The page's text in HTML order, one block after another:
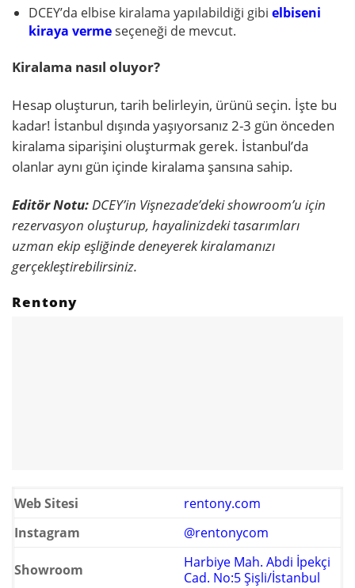
DCEY’da elbise kiralama yapılabildiği gibi elbiseni
kiraya vermeseçeneği de mevcut.
Kiralama nasıl oluyor?
Hesap oluşturun, tarih belirleyin, ürünü seçin. İşte bu
kadar! İstanbul dışında yaşıyorsanız 2-3 gün önceden
kiralama siparişini oluşturmak gerek. İstanbul’da
olanlar aynı gün içinde kiralama şansına sahip.
Editör Notu:DCEY’in Vişnezade’deki showroom’u için
rezervasyon oluşturup, hayalinizdeki tasarımları
uzman ekip eşliğinde deneyerek kiralamanızı
gerçekleştirebilirsiniz.
Rentony
Web Sitesi
rentony.com
Instagram
@rentonycom
Showroom
Harbiye Mah. Abdi İpekçi
Cad. No:5 Şişli/İstanbul